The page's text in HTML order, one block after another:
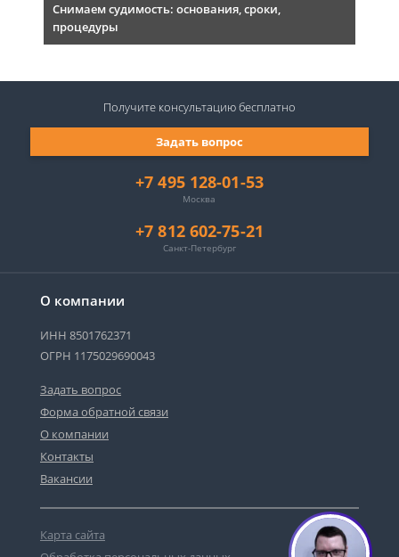
Снимаем судимость: основания, сроки,
процедуры
О компании
ИНН 8501762371
ОГРН 1175029690043
Задать вопрос
Форма обратной связи
О компании
Контакты
Вакансии
Карта сайта
+7 495 128-01-53
Москва
+7 812 602-75-21
Санкт-Петербург
Задать вопрос
Получите консультациюбесплатно
1
Сергей - юрист-консультант